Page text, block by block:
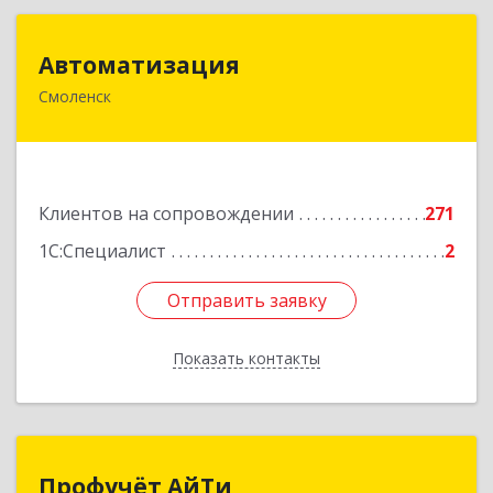
Автоматизация
Смоленск
Клиентов на сопровождении
271
1С:Специалист
2
Отправить заявку
Показать контакты
214019, Смоленская обл, Смоленск г, Марии
Отправить заявку
Назад
Профучёт АйТи